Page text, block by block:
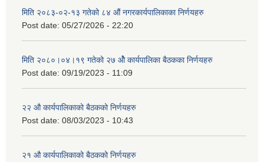
मिति २०८३-०२-१३ गतेको ८४ औं नगरकार्यपालिकाका निर्णयहरु
Post date: 05/27/2026 - 22:20
मिति २०८०।०४।१९ गतेको २७ ‌‍‌ओेै कार्यपालिका बैठकका निर्णयहरु
Post date: 09/19/2023 - 11:09
२‍२ औ कार्यपालिकाको बैठकको निर्णयहरु
Post date: 08/03/2023 - 10:43
२‍१ औ कार्यपालिकाको बैठकको निर्णयहरु